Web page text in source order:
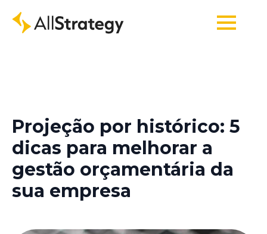
Projeção por histórico: 5
dicas para melhorar a
gestão orçamentária da
sua empresa